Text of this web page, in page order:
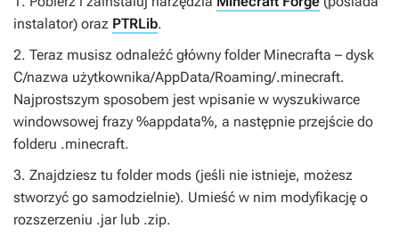
instalator) oraz PTRLib.
2. Teraz musisz odnaleźć główny folder Minecrafta – dysk
C/nazwa użytkownika/AppData/Roaming/.minecraft.
Najprostszym sposobem jest wpisanie w wyszukiwarce
windowsowej frazy %appdata%, a następnie przejście do
folderu .minecraft.
3. Znajdziesz tu folder mods (jeśli nie istnieje, możesz
stworzyć go samodzielnie). Umieść w nim modyfikację o
rozszerzeniu .jar lub .zip.